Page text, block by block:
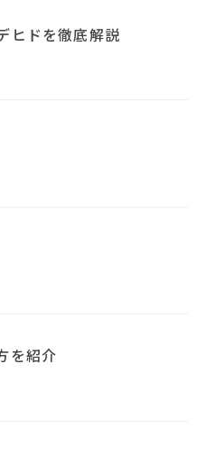
ヒドを徹底解説
を紹介